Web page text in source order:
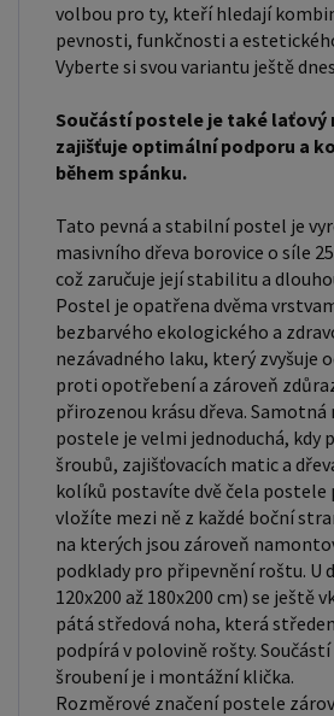
90x200 cm jsou obecně
pro jednolůžko. Tyto rozměry
pro jednotlivce a najdou
studentském pokoji, pokoji pro
pokojích. Námi nabízené
matrací, nočními stolky, komodou,
prostorem. Postele o rozměru
140x200 cm jsou považovány za
jednolůžka. Tento rozměr
jednotlivce, kteří hledají více
standardní jednolůžko nabízí.
160x200 cm a 180x200 cm jsou
standardní pro dvoulůžkovou
nákupem postele se ujistěte, že
místa ve své ložnici. Materiál postele: Masiv
borovice je typ dřeva, který je
pevností a dlouhou trvanlivostí.
se řadí mezi měkké dřeviny. Je o
než masivní smrk, ale lépe se
Borovicové dřevo vyniká
okouzlující kresbou. Má světlou
obsahu jádra místy přechází až
volbou pro ty, kteří hledají
pevnosti, funkčnosti a
Vyberte si svou variantu ještě
Součástí postele je také laťový
zajišťuje optimální podporu a
během spánku.
Tato pevná a stabilní postel je
masivního dřeva borovice o síle
což zaručuje její stabilitu a
Postel je opatřena dvěma
bezbarvého ekologického a
nezávadného laku, který zvyšuje
proti opotřebení a zároveň
přirozenou krásu dřeva.
postele je velmi jednoduchá, kdy
šroubů, zajišťovacích matic a
kolíků postavíte dvě čela postele
vložíte mezi ně z každé boční
na kterých jsou zároveň
podklady pro připevnění roštu. U
120x200 až 180x200 cm) se ještě
pátá středová noha, která
podpírá v polovině rošty.
šroubení je i montážní klička.
Rozměrové značení postele